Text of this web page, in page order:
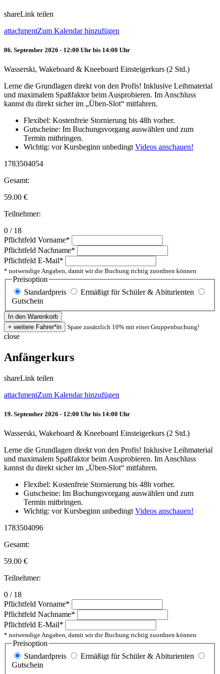
shareLink teilen
attachmentZum Kalendar hinzufügen
06. September 2026 - 12:00 Uhr bis 14:00 Uhr
Wasserski, Wakeboard & Kneeboard Einsteigerkurs (2 Std.)
Lerne die Grundlagen direkt von den Profis! Inklusive Leihmaterial
und maximalem Spaßfaktor beim Ausprobieren. Im Anschluss
kannst du direkt sicher im „Üben-Slot“ mitfahren.
Flexibel: Kostenfreie Stornierung bis 48h vorher.
Gutscheine: Im Buchungsvorgang auswählen und zum
Termin mitbringen.
Wichtig: vor Kursbeginn unbedingt Videos anschauen!
1783504054
Gesamt:
59.00 €
Teilnehmer:
0 / 18
Pflichtfeld Vorname*
Pflichtfeld Nachname*
Pflichtfeld E-Mail*
* notwendige Angaben, damit wir die Buchung richtig zuordnen können
Preisoption
Standardpreis
Ermäßigt für Schüler & Abiturienten
Gutschein
Spare zusätzlich 10% mit einer Gruppenbuchung!
close
Anfängerkurs
shareLink teilen
attachmentZum Kalendar hinzufügen
19. September 2026 - 12:00 Uhr bis 14:00 Uhr
Wasserski, Wakeboard & Kneeboard Einsteigerkurs (2 Std.)
Lerne die Grundlagen direkt von den Profis! Inklusive Leihmaterial
und maximalem Spaßfaktor beim Ausprobieren. Im Anschluss
kannst du direkt sicher im „Üben-Slot“ mitfahren.
Flexibel: Kostenfreie Stornierung bis 48h vorher.
Gutscheine: Im Buchungsvorgang auswählen und zum
Termin mitbringen.
Wichtig: vor Kursbeginn unbedingt Videos anschauen!
1783504096
Gesamt:
59.00 €
Teilnehmer:
0 / 18
Pflichtfeld Vorname*
Pflichtfeld Nachname*
Pflichtfeld E-Mail*
* notwendige Angaben, damit wir die Buchung richtig zuordnen können
Preisoption
Standardpreis
Ermäßigt für Schüler & Abiturienten
Gutschein